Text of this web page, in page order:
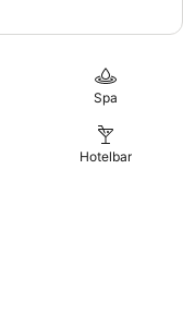
Spa
Hotelbar